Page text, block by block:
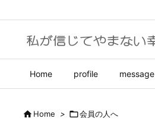
Home profile message
Home > 会員の人へ